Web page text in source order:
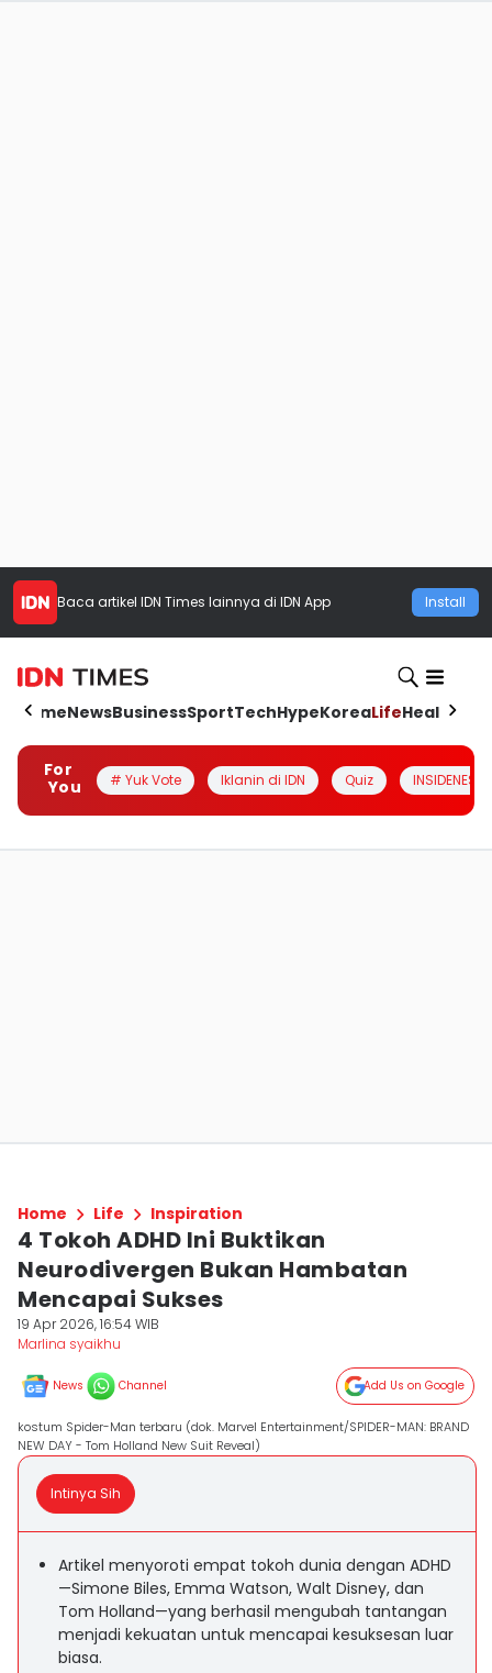
Baca artikel IDN Times lainnya di IDN App Install
HomeNewsBusinessSportTechHypeKoreaLifeHealth
For
You
# Yuk Vote Iklanin di IDN Quiz INSIDENESIA
Home Life Inspiration
4 Tokoh ADHD Ini Buktikan
Neurodivergen Bukan Hambatan
Mencapai Sukses
19 Apr 2026, 16:54 WIB
Marlina syaikhu
News Channel Add Us on Google
kostum Spider-Man terbaru (dok. Marvel Entertainment/SPIDER-MAN: BRAND
NEW DAY - Tom Holland New Suit Reveal)
Intinya Sih
Artikel menyoroti empat tokoh dunia dengan ADHD
—Simone Biles, Emma Watson, Walt Disney, dan
Tom Holland—yang berhasil mengubah tantangan
menjadi kekuatan untuk mencapai kesuksesan luar
biasa.